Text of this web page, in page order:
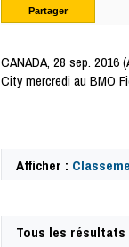
Partager
CANADA, 28 sep.
City mercredi au BMO
Afficher :
Tous les résultats